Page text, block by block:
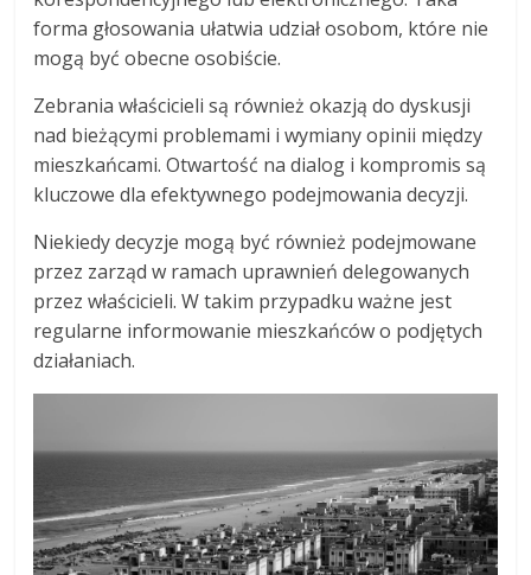
forma głosowania ułatwia udział osobom, które nie
mogą być obecne osobiście.
Zebrania właścicieli są również okazją do dyskusji
nad bieżącymi problemami i wymiany opinii między
mieszkańcami. Otwartość na dialog i kompromis są
kluczowe dla efektywnego podejmowania decyzji.
Niekiedy decyzje mogą być również podejmowane
przez zarząd w ramach uprawnień delegowanych
przez właścicieli. W takim przypadku ważne jest
regularne informowanie mieszkańców o podjętych
działaniach.